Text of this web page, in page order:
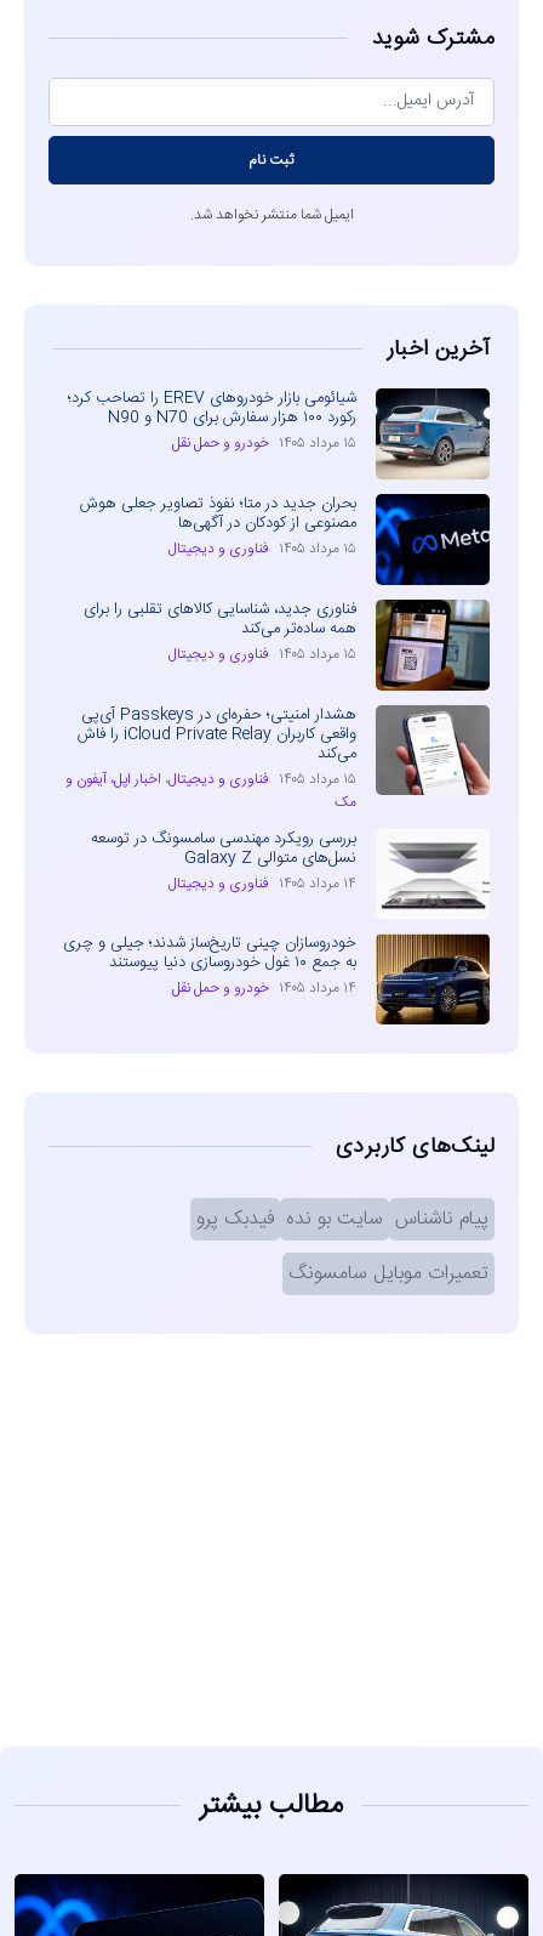
مشترک شوید
ثبت نام
ایمیل شما منتشر نخواهد شد.
آخرین اخبار
شیائومی بازار خودروهای EREV را تصاحب کرد؛
رکورد ۱۰۰ هزار سفارش برای N70 و N90
۱۵ مرداد ۱۴۰۵ خودرو و حمل نقل
بحران جدید در متا؛ نفوذ تصاویر جعلی هوش
مصنوعی از کودکان در آگهی‌ها
۱۵ مرداد ۱۴۰۵ فناوری و دیجیتال
فناوری جدید، شناسایی کالاهای تقلبی را برای
همه ساده‌تر می‌کند
۱۵ مرداد ۱۴۰۵ فناوری و دیجیتال
هشدار امنیتی؛ حفره‌ای در Passkeys آی‌پی
واقعی کاربران iCloud Private Relay را فاش
می‌کند
۱۵ مرداد ۱۴۰۵ فناوری و دیجیتال، اخبار اپل، آیفون و
مک
بررسی رویکرد مهندسی سامسونگ در توسعه
نسل‌های متوالی Galaxy Z
۱۴ مرداد ۱۴۰۵ فناوری و دیجیتال
خودروسازان چینی تاریخ‌ساز شدند؛ جیلی و چری
به جمع ۱۰ غول خودروسازی دنیا پیوستند
۱۴ مرداد ۱۴۰۵ خودرو و حمل نقل
لینک‌های کاربردی
پیام ناشناس سایت بو نده فیدبک پرو
تعمیرات موبایل سامسونگ
مطالب بیشتر